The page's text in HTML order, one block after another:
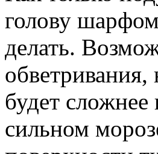
голову
делать.
будет
сильном